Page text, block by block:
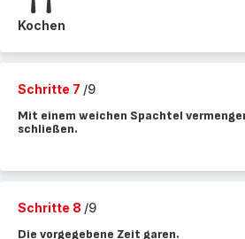
Kochen
Schritte 7 /9
Mit einem weichen Spachtel
schließen.
Schritte 8 /9
Die vorgegebene Zeit garen.